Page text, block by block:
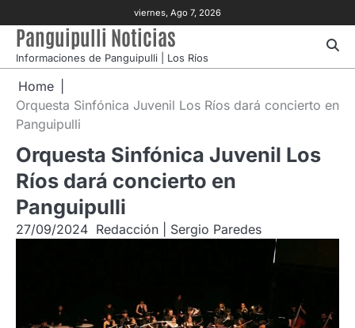
to
content
viernes, Ago 7, 2026
Panguipulli Noticias
Informaciones de Panguipulli | Los Ríos
Home
Orquesta Sinfónica Juvenil Los Ríos dará concierto en
Panguipulli
Orquesta Sinfónica Juvenil Los
Ríos dará concierto en
Panguipulli
27/09/2024 Redacción | Sergio Paredes